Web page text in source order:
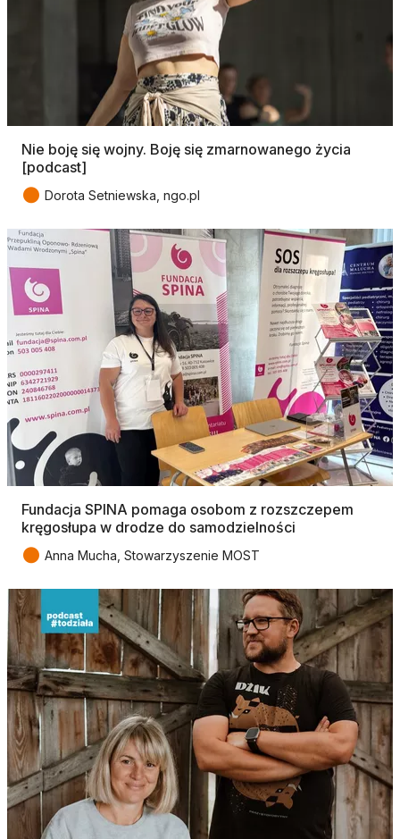
Nie boję się wojny. Boję się zmarnowanego życia
[podcast]
● Dorota Setniewska, ngo.pl
Fundacja SPINA pomaga osobom z rozszczepem
kręgosłupa w drodze do samodzielności
● Anna Mucha, Stowarzyszenie MOST